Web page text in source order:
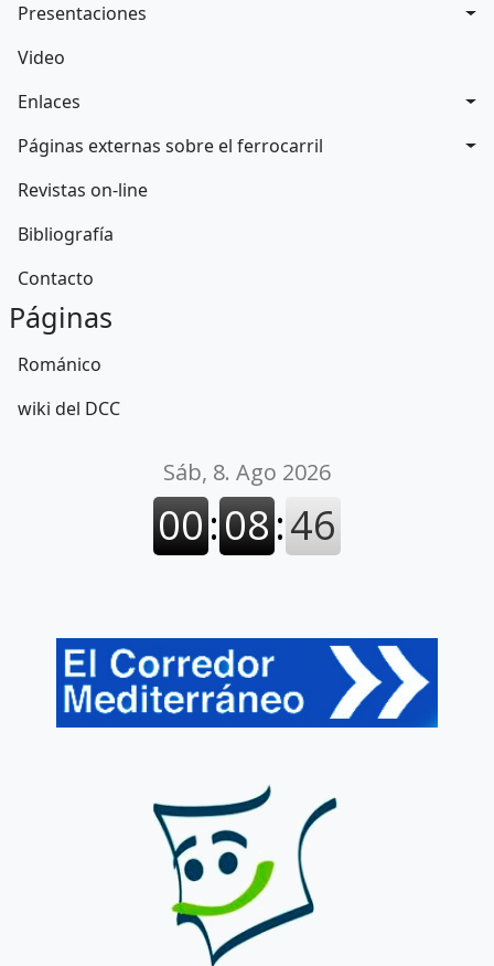
Presentaciones
Video
Enlaces
Páginas externas sobre el ferrocarril
Revistas on-line
Bibliografía
Contacto
Páginas
Románico
wiki del DCC